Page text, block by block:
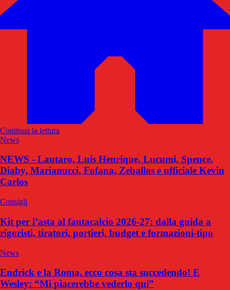
Continua la lettura
News
NEWS - Lautaro, Luis Henrique, Lucumi, Spence,
Diaby, Marianucci, Fofana, Zeballos e ufficiale Kevin
Carlos
Consigli
Kit per l’asta al fantacalcio 2026-27: dalla guida a
rigoristi, tiratori, portieri, budget e formazioni-tipo
News
Endrick e la Roma, ecco cosa sta succedendo! E
Wesley: “Mi piacerebbe vederlo qui”